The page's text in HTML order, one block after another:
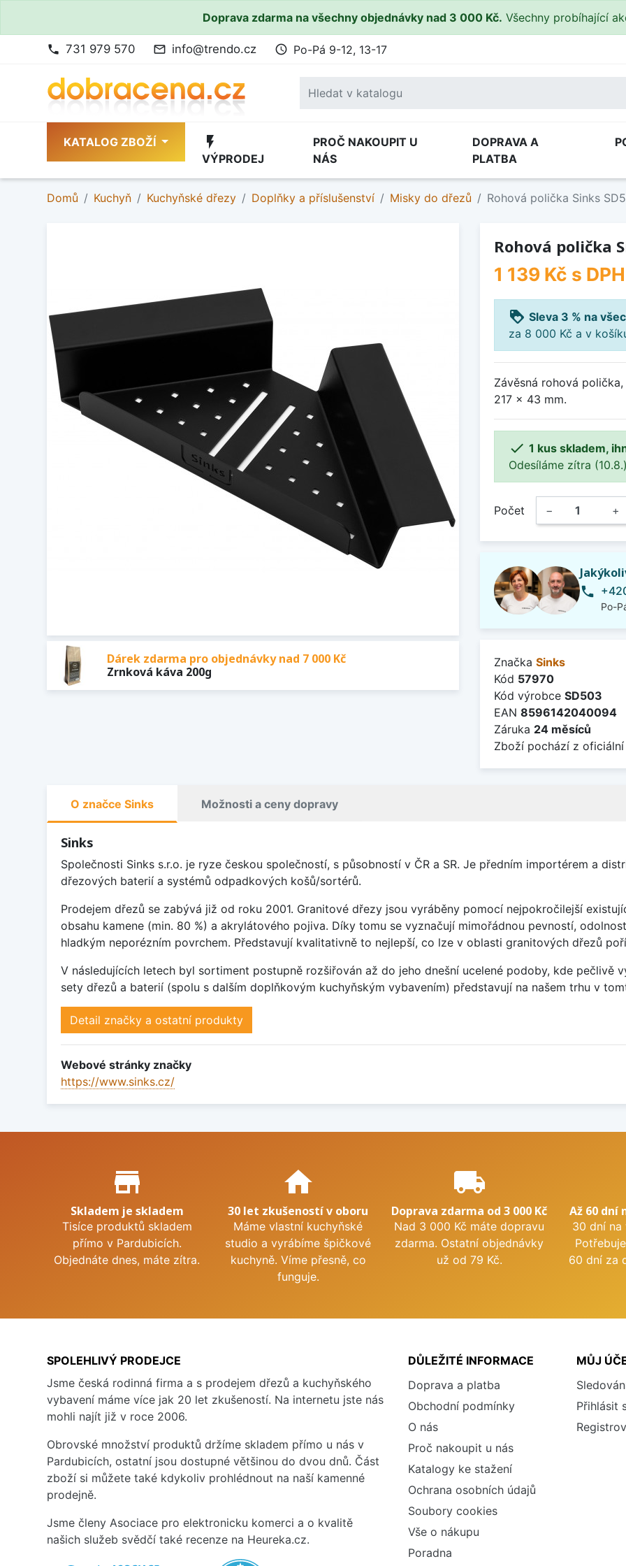
Doprava zdarma na všechny objednávky nad 3 000 Kč. Všechny probíhající
phone 731 979 570 mail_outline info@trendo.cz access_time Po-Pá 9-12, 13-17
KATALOG ZBOŽÍ flash_on
VÝPRODEJ
PROČ NAKOUPIT U
NÁS
DOPRAVA A
PLATBA
Domů Kuchyň Kuchyňské dřezy Doplňky a příslušenství Misky do dřezů Rohová polička Sinks
Dárek zdarma pro objednávky nad 7 000 Kč
Zrnková káva 200g
Rohová polička
1 139 Kč s DPH
loyalty Sleva 3 % na
za 8 000 Kč a v
Závěsná rohová
217 x 43 mm.
 1 kus skladem,
Odesíláme zítra
Počet − +
phone
Po-
Značka Sinks
Kód 57970
Kód výrobce SD503
EAN 8596142040094
Záruka 24 měsíců
Zboží pochází z
O značce Sinks Možnosti a ceny dopravy
Sinks
Společnosti Sinks s.r.o. je ryze českou společností, s působností v ČR a SR. Je předním importérem a
dřezových baterií a systémů odpadkových košů/sortérů.
Prodejem dřezů se zabývá již od roku 2001. Granitové dřezy jsou vyráběny pomocí nejpokročilejší
obsahu kamene (min. 80 %) a akrylátového pojiva. Díky tomu se vyznačují mimořádnou pevností,
hladkým neporézním povrchem. Představují kvalitativně to nejlepší, co lze v oblasti granitových dřezů
V následujících letech byl sortiment postupně rozšiřován až do jeho dnešní ucelené podoby, kde pečlivě
sety dřezů a baterií (spolu s dalším doplňkovým kuchyňským vybavením) představují na našem trhu v
Detail značky a ostatní produkty
Webové stránky značky
https://www.sinks.cz/
Proč nakupovat u nás?
store_mall_directory
Skladem je skladem
Tisíce produktů skladem
přímo v Pardubicích.
Objednáte dnes, máte zítra.
home
30 let zkušeností v oboru
Máme vlastní kuchyňské
studio a vyrábíme špičkové
kuchyně. Víme přesně, co
funguje.
local_shipping
Doprava zdarma od 3 000 Kč
Nad 3 000 Kč máte dopravu
zdarma. Ostatní objednávky
už od 79 Kč.
Až 60 dní
30 dní na
60 dní za
SPOLEHLIVÝ PRODEJCE
Jsme česká rodinná firma a s prodejem dřezů a kuchyňského
vybavení máme více jak 20 let zkušeností. Na internetu jste nás
mohli najít již v roce 2006.
Obrovské množství produktů držíme skladem přímo u nás v
Pardubicích, ostatní jsou dostupné většinou do dvou dnů. Část
zboží si můžete také kdykoliv prohlédnout na naší kamenné
prodejně.
Jsme členy Asociace pro elektronicku komerci a o kvalitě
našich služeb svědčí také recenze na Heureka.cz.
DŮLEŽITÉ INFORMACE
Doprava a platba
Obchodní podmínky
O nás
Proč nakoupit u nás
Katalogy ke stažení
Ochrana osobních údajů
Soubory cookies
Vše o nákupu
Poradna
MŮJ
Přihlásit